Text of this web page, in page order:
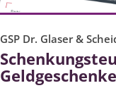
GSP Dr. Glaser &